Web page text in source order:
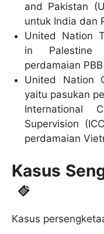
and Pakistan
untuk India dan
United Nation
in Palestine
perdamaian
United Nation
yaitu pasukan
International
Supervision
perdamaian
Kasus
Kasus